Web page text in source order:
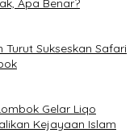
Apa Benar?
Turut Sukseskan Safari
Gelar Liqo
Kejayaan Islam